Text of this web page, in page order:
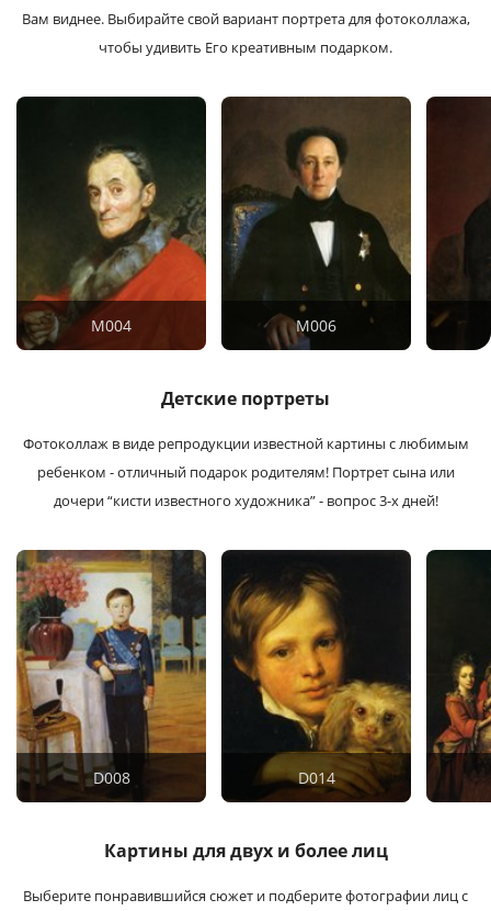
Вам виднее. Выбирайте свой вариант портрета для фотоколлажа,
чтобы удивить Его креативным подарком.
M004 M006
Детские портреты
Фотоколлаж в виде репродукции известной картины с любимым
ребенком - отличный подарок родителям!Портрет сына или
дочери “кисти известного художника” - вопрос 3-х дней!
D008 D014
Картины для двух и более лиц
Выберите понравившийся сюжет и подберите фотографии лиц с